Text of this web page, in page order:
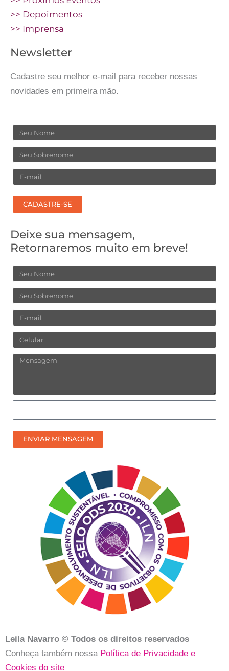
>> Depoimentos
>> Imprensa
Newsletter
Cadastre seu melhor e-mail para receber nossas
novidades em primeira mão.
Nome
Sobrenome
Email
CADASTRE-SE
Deixe sua mensagem,
Retornaremos muito em breve!
Nome
Sobrenome
Email
Celular
Mensagem
Como
prefere
receber
nosso
ENVIAR MENSAGEM
Leila Navarro © Todos os direitos reservados
Conheça também nossaPolítica de Privacidade e
Cookies do site